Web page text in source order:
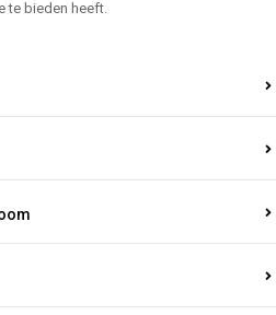
te bieden heeft.